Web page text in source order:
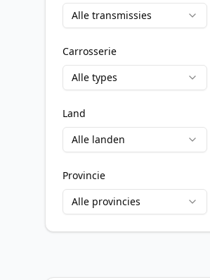
Alle transmissies
Carrosserie
Alle types
Land
Alle landen
Provincie
Alle provincies